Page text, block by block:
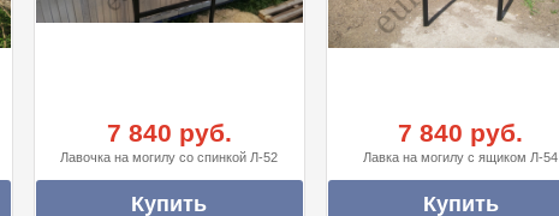
7 840 руб.
Лавочка на могилу со спинкой Л-52
7 840 руб.
Лавка на могилу с ящиком Л-54